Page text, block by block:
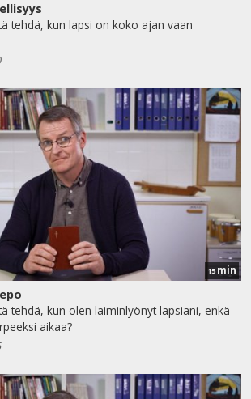
tehdä, kun lapsi on koko ajan vaan
15 min
tehdä, kun olen laiminlyönyt lapsiani, enkä
aikaa?